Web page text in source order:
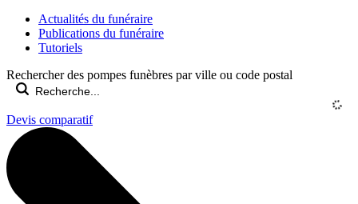
Actualités du funéraire
Publications du funéraire
Tutoriels
Rechercher des pompes funèbres par ville ou code postal
Devis comparatif